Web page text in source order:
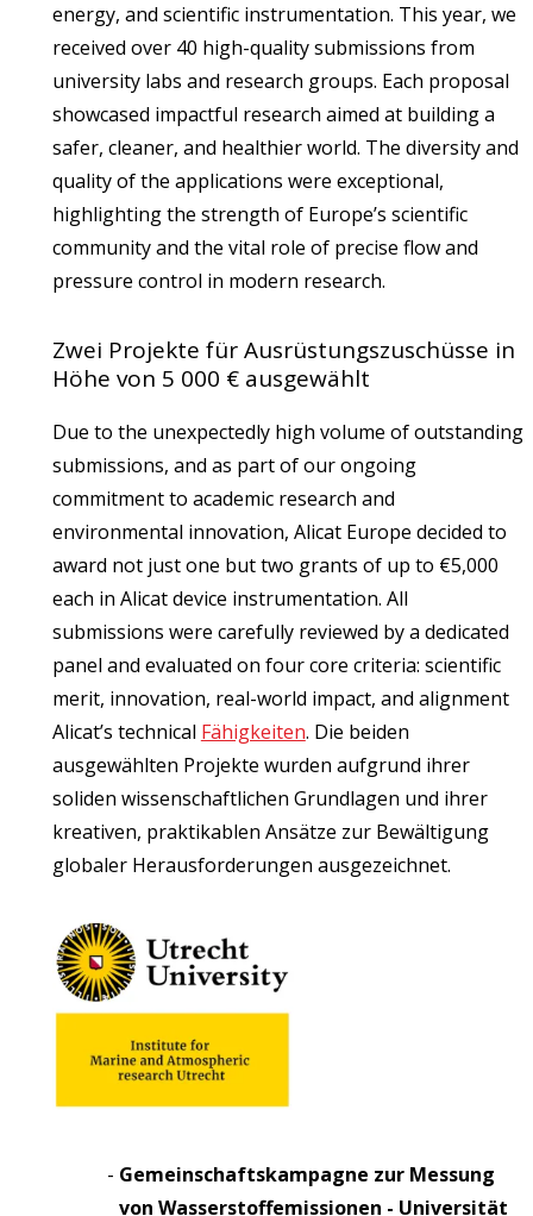
energy, and scientific instrumentation. This year, we
received over 40 high-quality submissions from
university labs and research groups. Each proposal
showcased impactful research aimed at building a
safer, cleaner, and healthier world. The diversity and
quality of the applications were exceptional,
highlighting the strength of Europe’s scientific
community and the vital role of precise flow and
pressure control in modern research.
Zwei Projekte für Ausrüstungszuschüsse in
Höhe von 5 000 € ausgewählt
Due to the unexpectedly high volume of outstanding
submissions, and as part of our ongoing
commitment to academic research and
environmental innovation, Alicat Europe decided to
award not just one but two grants of up to €5,000
each in Alicat device instrumentation. All
submissions were carefully reviewed by a dedicated
panel and evaluated on four core criteria: scientific
merit, innovation, real-world impact, and alignment
Alicat’s technical Fähigkeiten. Die beiden
ausgewählten Projekte wurden aufgrund ihrer
soliden wissenschaftlichen Grundlagen und ihrer
kreativen, praktikablen Ansätze zur Bewältigung
globaler Herausforderungen ausgezeichnet.
Gemeinschaftskampagne zur Messung
von Wasserstoffemissionen - Universität